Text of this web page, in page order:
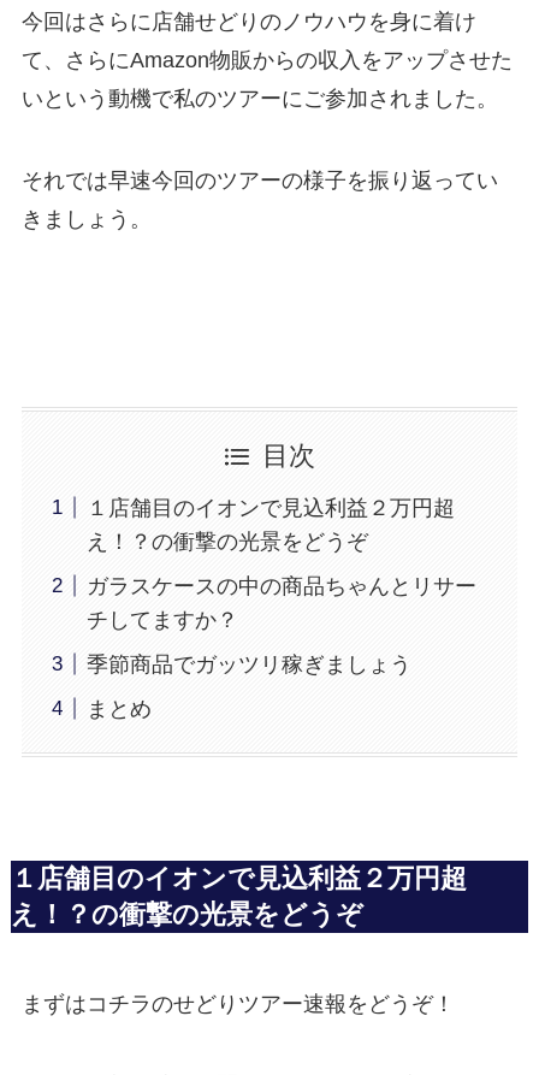
今回はさらに店舗せどりのノウハウを身に着け
て、さらにAmazon物販からの収入をアップさせた
いという動機で私のツアーにご参加されました。
それでは早速今回のツアーの様子を振り返ってい
きましょう。
目次
１店舗目のイオンで見込利益２万円超
え！？の衝撃の光景をどうぞ
ガラスケースの中の商品ちゃんとリサー
チしてますか？
季節商品でガッツリ稼ぎましょう
まとめ
１店舗目のイオンで見込利益２万円超
え！？の衝撃の光景をどうぞ
まずはコチラのせどりツアー速報をどうぞ！